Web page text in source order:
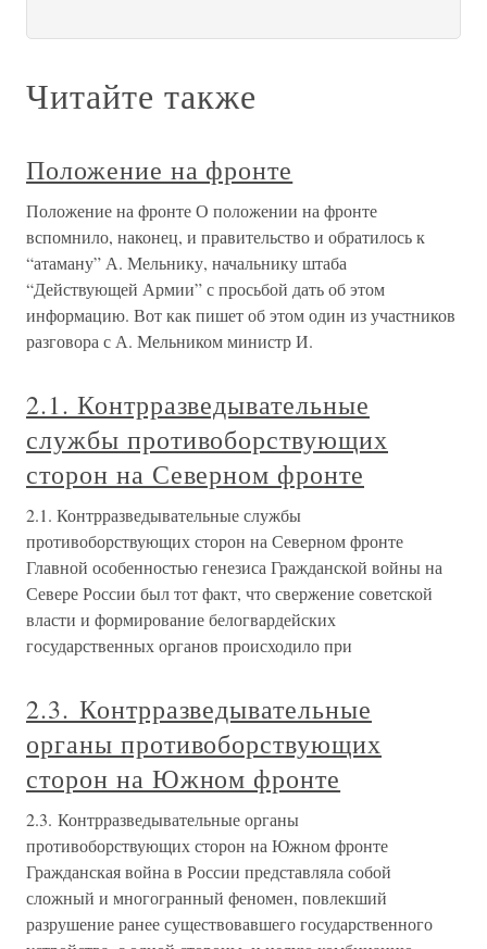
Читайте также
Положение на фронте
Положение на фронте О положении на фронте
вспомнило, наконец, и правительство и обратилось к
“атаману” А. Мельнику, начальнику штаба
“Действующей Армии” с просьбой дать об этом
информацию. Вот как пишет об этом один из участников
разговора с А. Мельником министр И.
2.1. Контрразведывательные
службы противоборствующих
сторон на Северном фронте
2.1. Контрразведывательные службы
противоборствующих сторон на Северном фронте
Главной особенностью генезиса Гражданской войны на
Севере России был тот факт, что свержение советской
власти и формирование белогвардейских
государственных органов происходило при
2.3. Контрразведывательные
органы противоборствующих
сторон на Южном фронте
2.3. Контрразведывательные органы
противоборствующих сторон на Южном фронте
Гражданская война в России представляла собой
сложный и многогранный феномен, повлекший
разрушение ранее существовавшего государственного